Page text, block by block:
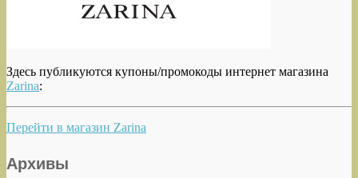
Здесь публикуются купоны/промокоды интернет магазина
Zarina:
Перейти в магазин Zarina
Архивы